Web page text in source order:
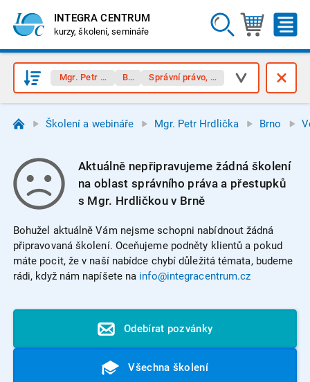
INTEGRA CENTRUM
kurzy, školení, semináře
Mgr. Petr Hrdlička
Brno Správní právo, přestupky
Školení a webináře Mgr. Petr Hrdlička Brno
Aktuálně nepřipravujeme žádná školení
na oblast správního práva a přestupků
s Mgr. Hrdličkou v Brně
Bohužel aktuálně Vám nejsme schopni nabídnout žádná
připravovaná školení. Oceňujeme podněty klientů a pokud
máte pocit, že v naší nabídce chybí důležitá témata, budeme
rádi, když nám napíšete na info@integracentrum.cz
Odebírat pozvánky
Všechna školení